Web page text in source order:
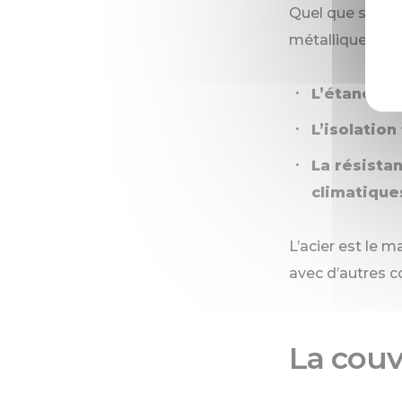
Quel que soit
métallique, la
La
L’acier est le
avec d’autres
La